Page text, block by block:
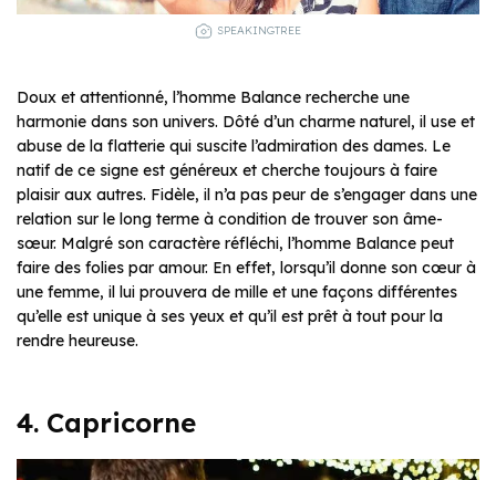
SPEAKINGTREE
Doux et attentionné, l’homme Balance recherche une
harmonie dans son univers. Dôté d’un charme naturel, il use et
abuse de la flatterie qui suscite l’admiration des dames. Le
natif de ce signe est généreux et cherche toujours à faire
plaisir aux autres. Fidèle, il n’a pas peur de s’engager dans une
relation sur le long terme à condition de trouver son âme-
sœur. Malgré son caractère réfléchi, l’homme Balance peut
faire des folies par amour. En effet, lorsqu’il donne son cœur à
une femme, il lui prouvera de mille et une façons différentes
qu’elle est unique à ses yeux et qu’il est prêt à tout pour la
rendre heureuse.
4. Capricorne